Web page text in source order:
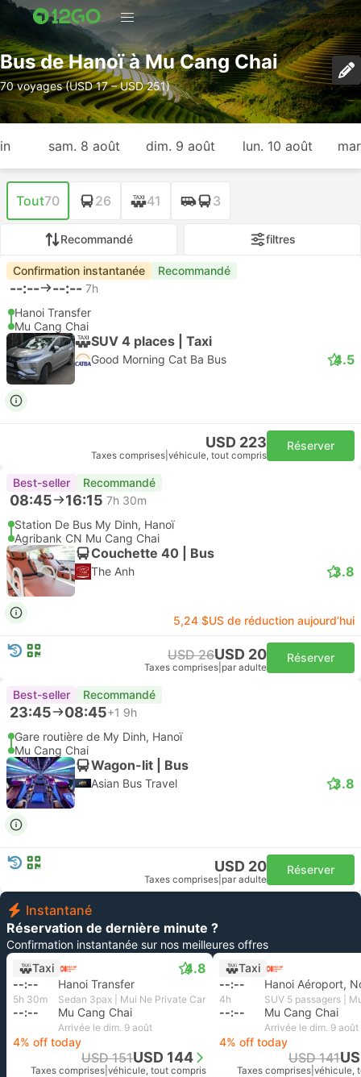
Bus de Hanoï à Mu Cang Chai
70 voyages (USD 17 – USD 251)
sam. 8 août dim. 9 août lun. 10 août
Tout70 26 41 3
Recommandé filtres
Confirmation instantanée Recommandé
--:-- --:-- 7h
Hanoi Transfer
Mu Cang Chai
SUV 4 places | Taxi
Good Morning Cat Ba Bus 4.5
USD 223
Taxes comprises véhicule, tout compris
Réserver
Best-seller Recommandé
08:45 16:15 7h 30m
Station De Bus My Dinh, Hanoï
Agribank CN Mu Cang Chai
Couchette 40 | Bus
The Anh 3.8
5,24 $US de réduction aujourd’hui
USD 26USD 20
Taxes comprises par adulte
Réserver
Best-seller Recommandé
23:45 08:45+1 9h
Gare routière de My Dinh, Hanoï
Mu Cang Chai
Wagon-lit | Bus
Asian Bus Travel 3.8
USD 20
Taxes comprises par adulte
Réserver
Instantané
Réservation de dernière minute ?
Confirmation instantanée sur nos meilleures offres
Taxi
4.8
--:-- Hanoi Transfer
5h 30m Sedan 3pax | Mui Ne Private Car
--:-- Mu Cang Chai
Arrivée le dim. 9 août
4% off today
USD 151USD 144
Taxes comprises véhicule, tout compris
Taxi
--:--
4h
--:-- Mu Cang Chai
Arrivée le dim. 9 août
4% off today
USD 141
Taxes comprises véhicule,